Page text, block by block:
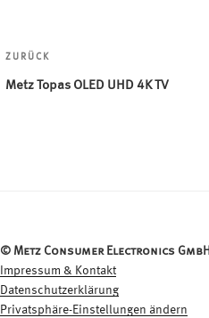
Beitragsnavigation
Vorheriger
Beitrag
ZURÜCK
Metz Topas OLED UHD 4K TV
© Metz Consumer Electronics
Impressum & Kontakt
Datenschutzerklärung
Privatsphäre-Einstellungen ändern